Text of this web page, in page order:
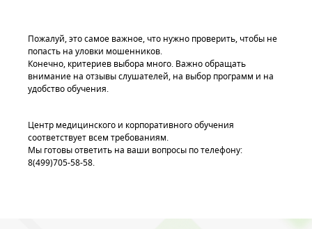
Пожалуй, это самое важное, что нужно проверить, чтобы не
попасть на уловки мошенников.
Конечно, критериев выбора много. Важно обращать
внимание на отзывы слушателей, на выбор программ и на
удобство обучения.
Центр медицинского и корпоративного обучения
соответствует всем требованиям.
Мы готовы ответить на ваши вопросы по телефону:
8(499)705-58-58.
Нажимая на кнопку, вы даете согласие на обработку своих
персональных данных